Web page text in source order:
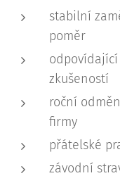
stabilní
poměr
zkušeností
roční
firmy
přátelské
závodní